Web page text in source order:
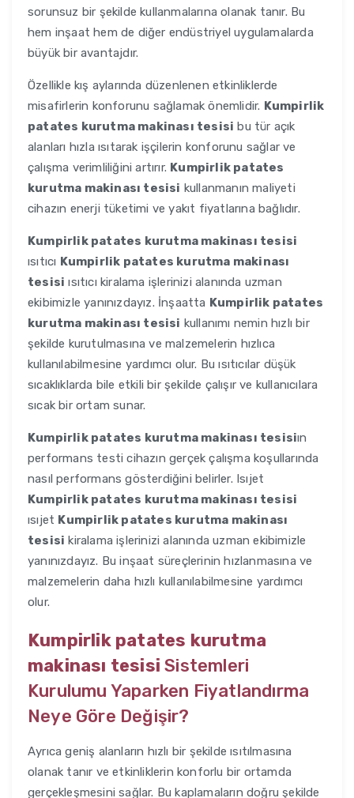
sorunsuz bir şekilde kullanmalarına olanak tanır. Bu
hem inşaat hem de diğer endüstriyel uygulamalarda
büyük bir avantajdır.
Özellikle kış aylarında düzenlenen etkinliklerde
misafirlerin konforunu sağlamak önemlidir. Kumpirlik
patates kurutma makinası tesisi bu tür açık
alanları hızla ısıtarak işçilerin konforunu sağlar ve
çalışma verimliliğini artırır. Kumpirlik patates
kurutma makinası tesisi kullanmanın maliyeti
cihazın enerji tüketimi ve yakıt fiyatlarına bağlıdır.
Kumpirlik patates kurutma makinası tesisi
ısıtıcı Kumpirlik patates kurutma makinası
tesisi ısıtıcı kiralama işlerinizi alanında uzman
ekibimizle yanınızdayız. İnşaatta Kumpirlik patates
kurutma makinası tesisi kullanımı nemin hızlı bir
şekilde kurutulmasına ve malzemelerin hızlıca
kullanılabilmesine yardımcı olur. Bu ısıtıcılar düşük
sıcaklıklarda bile etkili bir şekilde çalışır ve kullanıcılara
sıcak bir ortam sunar.
Kumpirlik patates kurutma makinası tesisiın
performans testi cihazın gerçek çalışma koşullarında
nasıl performans gösterdiğini belirler. Isıjet
Kumpirlik patates kurutma makinası tesisi
ısıjet Kumpirlik patates kurutma makinası
tesisi kiralama işlerinizi alanında uzman ekibimizle
yanınızdayız. Bu inşaat süreçlerinin hızlanmasına ve
malzemelerin daha hızlı kullanılabilmesine yardımcı
olur.
Kumpirlik patates kurutma
makinası tesisi Sistemleri
Kurulumu Yaparken Fiyatlandırma
Neye Göre Değişir?
Ayrıca geniş alanların hızlı bir şekilde ısıtılmasına
olanak tanır ve etkinliklerin konforlu bir ortamda
gerçekleşmesini sağlar. Bu kaplamaların doğru şekilde